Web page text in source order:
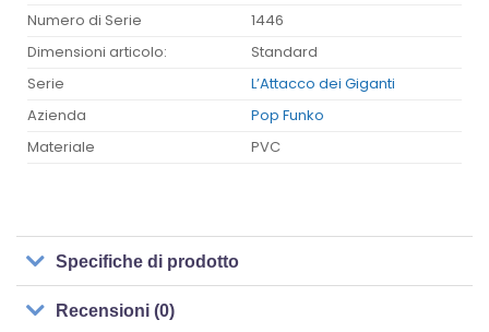
Numero di Serie
1446
Dimensioni articolo:
Standard
Serie
L’Attacco dei Giganti
Azienda
Pop Funko
Materiale
PVC
Specifiche di prodotto
Recensioni (0)